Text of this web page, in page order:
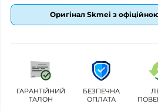
Оригінал Skmei з офіційною
ГАРАНТІЙНИЙ
ТАЛОН
БЕЗПЕЧНА
ОПЛАТА